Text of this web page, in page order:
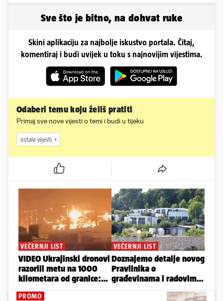
Sve što je bitno, na dohvat ruke
Skini aplikaciju za najbolje iskustvo portala. Čitaj,
komentiraj i budi uvijek u toku s najnovijim vijestima.
Odaberi temu koju želiš pratiti
Primaj sve nove vijesti o temi i budi u tijeku
ostale vijesti
PROMO